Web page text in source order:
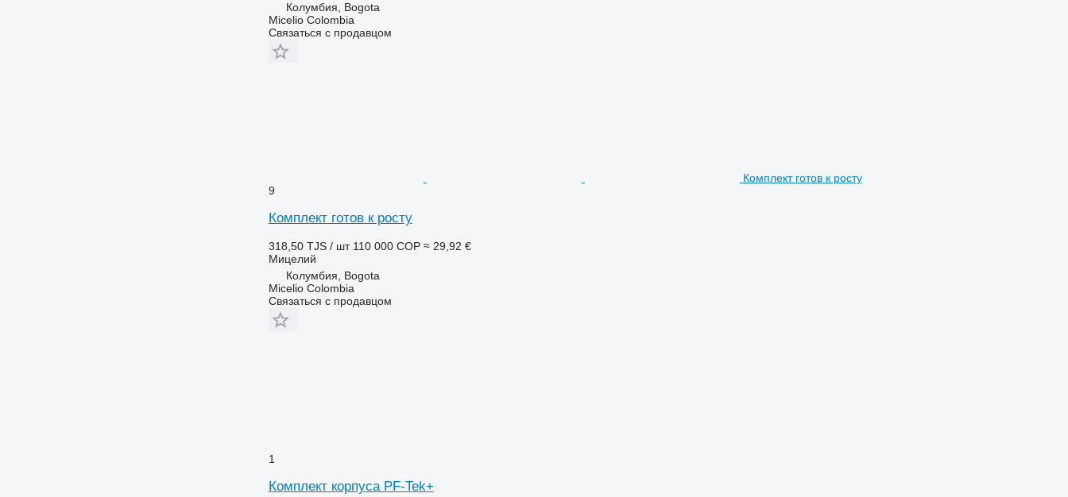
Колумбия, Bogota
Micelio Colombia
Связаться с продавцом
Комплект готов к росту
9
Комплект готов к росту
318,50 TJS / шт 110 000 COP ≈ 29,92 €
Мицелий
Колумбия, Bogota
Micelio Colombia
Связаться с продавцом
1
Комплект корпуса PF-Tek+